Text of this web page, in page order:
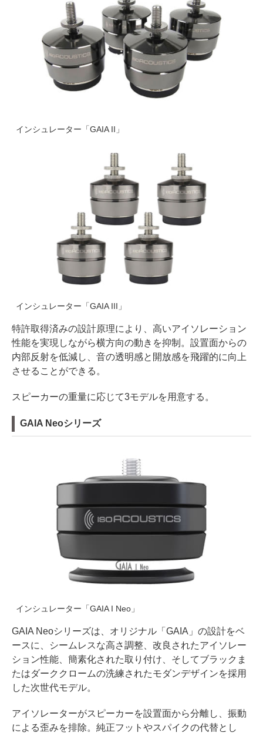
インシュレーター「GAIA II」
インシュレーター「GAIA III」
特許取得済みの設計原理により、高いアイソレーション
性能を実現しながら横方向の動きを抑制。設置面からの
内部反射を低減し、音の透明感と開放感を飛躍的に向上
させることができる。
スピーカーの重量に応じて3モデルを用意する。
GAIA Neoシリーズ
インシュレーター「GAIA I Neo」
GAIA Neoシリーズは、オリジナル「GAIA」の設計をベ
ースに、シームレスな高さ調整、改良されたアイソレー
ション性能、簡素化された取り付け、そしてブラックま
たはダーククロームの洗練されたモダンデザインを採用
した次世代モデル。
アイソレーターがスピーカーを設置面から分離し、振動
による歪みを排除。純正フットやスパイクの代替とし